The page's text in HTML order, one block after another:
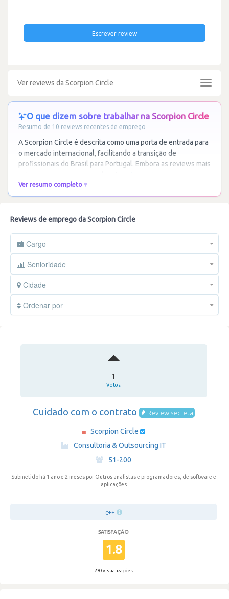
Escrever review
Ver reviews da Scorpion Circle
Toggle
O que dizem sobre trabalhar na Scorpion Circle
Resumo de 10 reviews recentes de emprego
A Scorpion Circle é descrita como uma porta de entrada para
o mercado internacional, facilitando a transição de
profissionais do Brasil para Portugal. Embora as reviews mais
Ver resumo completo
Reviews de emprego da Scorpion Circle
Cargo
Senioridade
Cidade
Ordenar por
1
Votos
Cuidado com o contrato Review secreta
Scorpion Circle
·
Consultoria & Outsourcing IT
·
51-200
Submetido há 1 ano e 2 meses por Outros analistas e programadores, de software e
aplicações
c++
SATISFAÇÃO
1.8
230 visualizações